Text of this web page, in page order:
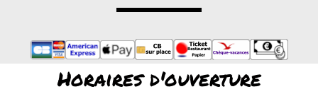
Horaires d'ouverture